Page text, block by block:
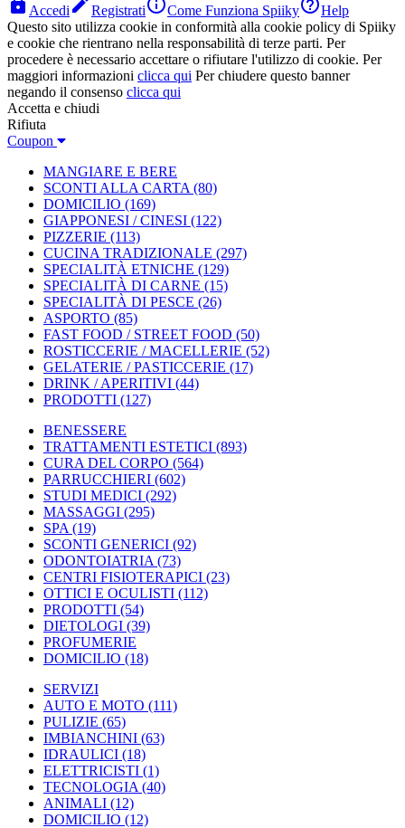
 Accedi RegistratiCome Funziona SpiikyHelp
Questo sito utilizza cookie in conformità alla cookie policy di Spiiky
e cookie che rientrano nella responsabilità di terze parti. Per
procedere è necessario accettare o rifiutare l'utilizzo di cookie. Per
maggiori informazioni clicca qui Per chiudere questo banner
negando il consenso clicca qui
Accetta e chiudi
Rifiuta
Coupon
MANGIARE E BERE
SCONTI ALLA CARTA (80)
DOMICILIO (169)
GIAPPONESI / CINESI (122)
PIZZERIE (113)
CUCINA TRADIZIONALE (297)
SPECIALITÀ ETNICHE (129)
SPECIALITÀ DI CARNE (15)
SPECIALITÀ DI PESCE (26)
ASPORTO (85)
FAST FOOD / STREET FOOD (50)
ROSTICCERIE / MACELLERIE (52)
GELATERIE / PASTICCERIE (17)
DRINK / APERITIVI (44)
PRODOTTI (127)
BENESSERE
TRATTAMENTI ESTETICI (893)
CURA DEL CORPO (564)
PARRUCCHIERI (602)
STUDI MEDICI (292)
MASSAGGI (295)
SPA (19)
SCONTI GENERICI (92)
ODONTOIATRIA (73)
CENTRI FISIOTERAPICI (23)
OTTICI E OCULISTI (112)
PRODOTTI (54)
DIETOLOGI (39)
PROFUMERIE
DOMICILIO (18)
SERVIZI
AUTO E MOTO (111)
PULIZIE (65)
IMBIANCHINI (63)
IDRAULICI (18)
ELETTRICISTI (1)
TECNOLOGIA (40)
ANIMALI (12)
DOMICILIO (12)